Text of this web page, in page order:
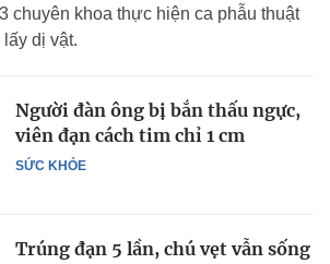
chuyên khoa thực hiện ca phẫu thuật
dị vật.
SỨC KHỎE
Người đàn ông bị bắn thấu ngực,
viên đạn cách tim chỉ 1 cm
Trúng đạn 5 lần, chú vẹt vẫn sống